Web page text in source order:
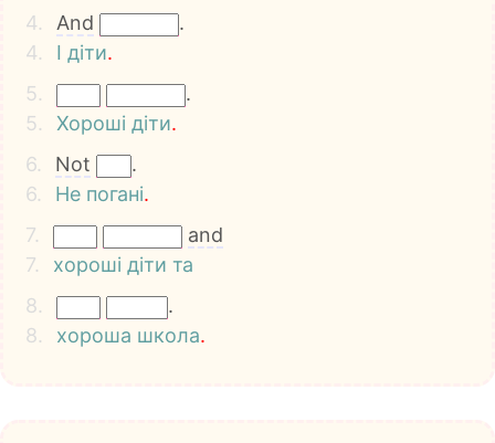
4.
And
.
4.
І діти.
5.
.
5.
Хороші діти.
6.
Not
.
6.
Не погані.
7.
and
7.
хороші діти та
8.
.
8.
хороша школа.